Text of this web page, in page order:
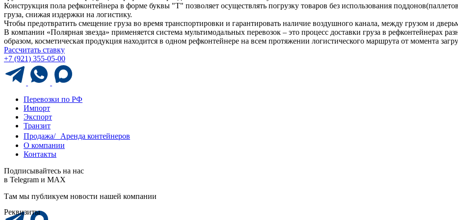
Конструкция пола рефконтейнера в форме буквы "Т" позволяет осуществлять погрузку товаров без использования
груза, снижая издержки на логистику.
Чтобы предотвратить смещение груза во время транспортировки и гарантировать наличие воздушного канала, между грузом и
В компании «Полярная звезда» применяется система мультимодальных перевозок – это процесс доставки груза в рефконтейнерах
образом, косметическая продукция находится в одном рефконтейнере на всем протяжении логистического маршрута от момента
Рассчитать ставку
+7 (921) 355-05-00
Перевозки по РФ
Импорт
Экспорт
Транзит
Продажа/ Аренда контейнеров
О компании
Контакты
Подписывайтесь на нас
в Telegram и MAX
Там мы публикуем новости нашей компании
Реквизиты